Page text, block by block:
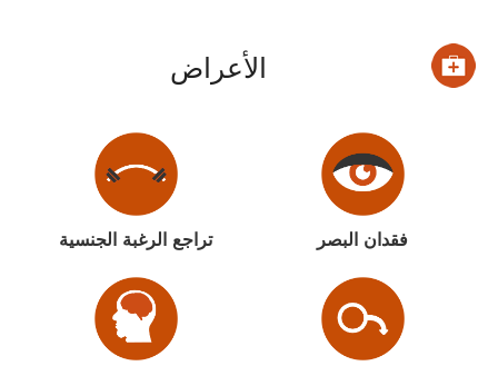
الأعراض
فقدان البصر تراجع الرغبة الجنسية